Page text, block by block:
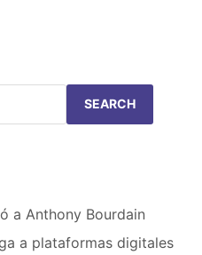
SEARCH
a Anthony Bourdain
a plataformas digitales